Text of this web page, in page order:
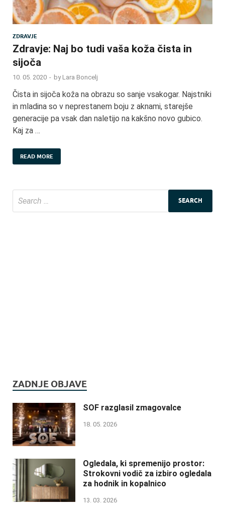
ZDRAVJE
Zdravje: Naj bo tudi vaša koža čista in
sijoča
10. 05. 2020 - by Lara Boncelj
Čista in sijoča koža na obrazu so sanje vsakogar. Najstniki
in mladina so v neprestanem boju z aknami, starejše
generacije pa vsak dan naletijo na kakšno novo gubico.
Kaj za …
READ MORE
ZADNJE OBJAVE
SOF razglasil zmagovalce
18. 05. 2026
Ogledala, ki spremenijo prostor:
Strokovni vodič za izbiro ogledala
za hodnik in kopalnico
13. 03. 2026